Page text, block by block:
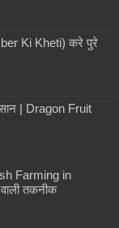
Ki Kheti) करे पुरे
| Dragon Fruit
Farming in
तकनीक